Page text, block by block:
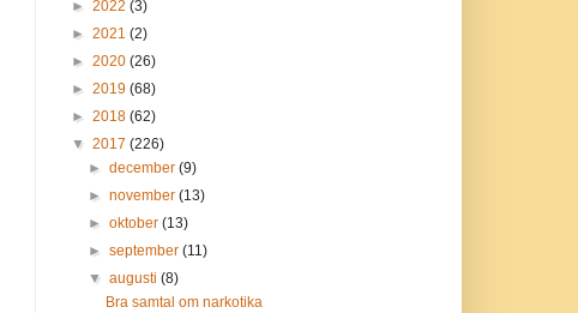
► 2022 (3)
► 2021 (2)
► 2020 (26)
► 2019 (68)
► 2018 (62)
▼ 2017 (226)
► december (9)
► november (13)
► oktober (13)
► september (11)
▼ augusti (8)
Bra samtal om narkotika